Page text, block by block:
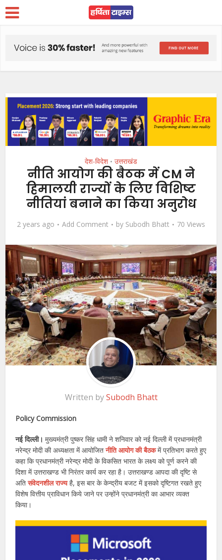
देश-विदेश • उत्तराखंड
नीति आयोग की बैठक में CM ने
हिमालयी राज्यों के लिए विशिष्ट
नीतियां बनाने का किया अनुरोध
2 years ago Add Comment by Subodh Bhatt 70 Views
Written bySubodh Bhatt
Policy Commission
नई दिल्ली। मुख्यमंत्री पुष्कर सिंह धामी ने शनिवार को नई दिल्ली में प्रधानमंत्री
नरेन्द्र मोदी की अध्यक्षता में आयोजितनीति आयोग की बैठकमें प्रतिभाग करते हुए
कहा कि प्रधानमंत्री नरेन्द्र मोदी के विकसित भारत के लक्ष्य को पूर्ण करने की
दिशा में उत्तराखण्ड भी निरंतर कार्य कर रहा है। उत्तराखण्ड आपदा की दृष्टि से
अतिसंवेदनशील राज्यहै, इस बार के केन्द्रीय बजट में इसको दृष्टिगत रखते हुए
विशेष वित्तीय प्राविधान किये जाने पर उन्होंने प्रधानमंत्री का आभार व्यक्त
किया।